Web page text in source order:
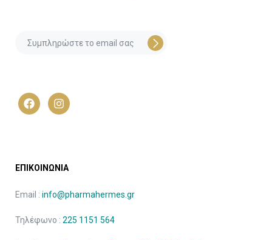
ΕΠΙΚΟΙΝΩΝΙΑ
Email : info@pharmahermes.gr
Τηλέφωνο : 225 1151 564